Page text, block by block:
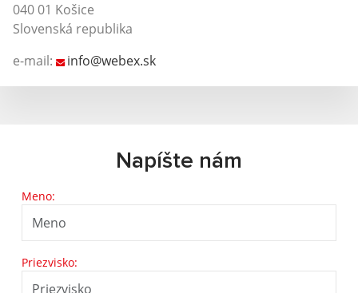
040 01 Košice
Slovenská republika
e-mail:
info@webex.sk
Napíšte nám
Meno:
Priezvisko: